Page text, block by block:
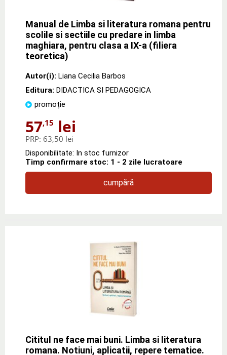
Manual de Limba si literatura romana pentru
scolile si sectiile cu predare in limba
maghiara, pentru clasa a IX-a (filiera
teoretica)
Autor(i): Liana Cecilia Barbos
Editura: DIDACTICA SI PEDAGOGICA
promoție
57,15 lei
PRP: 63,50 lei
Disponibilitate: In stoc furnizor
Timp confirmare stoc: 1 - 2 zile lucratoare
cumpără
Cititul ne face mai buni. Limba si literatura
romana. Notiuni, aplicatii, repere tematice.